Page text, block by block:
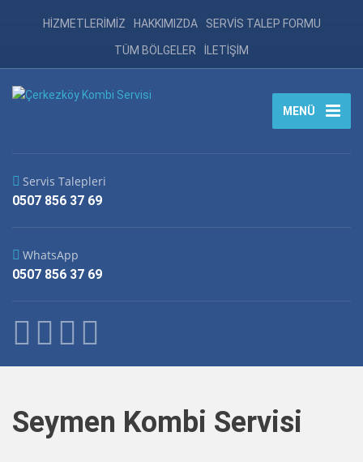
HİZMETLERİMİZ HAKKIMIZDA SERVİS TALEP FORMU
TÜM BÖLGELER İLETİŞİM
MENÜ
Servis Talepleri
0507 856 37 69
WhatsApp
0507 856 37 69
Seymen Kombi Servisi